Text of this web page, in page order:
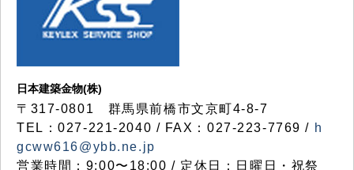
日本建築金物(株)
〒317‐0801 群馬県前橋市文京町4-8-7
TEL：027-221-2040 / FAX：027-223-7769 / h
gcww616@ybb.ne.jp
営業時間：9:00〜18:00 / 定休日：日曜日・祝祭